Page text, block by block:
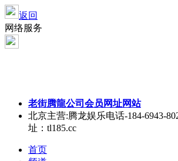
返回
网络服务
老街腾龍公司会员网址网站
北京主营:腾龙娱乐电话-184-6943-
址：tl185.cc
首页